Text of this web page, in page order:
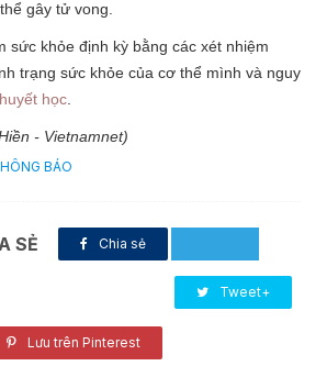
gây tử vong.
sức khỏe định kỳ bằng các xét nhiệm
trạng sức khỏe của cơ thể mình và nguy
học.
- Vietnamnet)
BÁO
SẺ Chia sẻ
Tweet+
Lưu trên Pinterest